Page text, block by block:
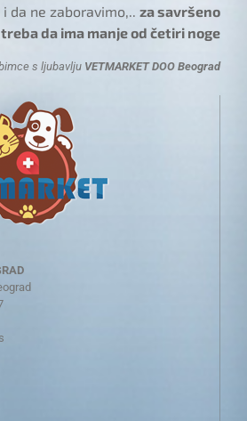
da ne zaboravimo,..za savršeno
da ima manje od četiri noge
s ljubavlju VETMARKET DOO Beograd